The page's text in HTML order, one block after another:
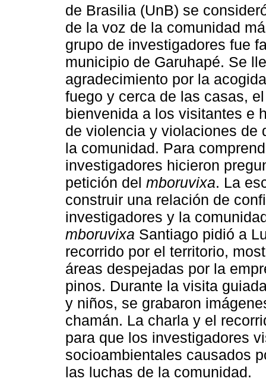
de Brasilia (UnB) se
de la voz de la comunidad
grupo de investigadores fue
municipio de Garuhapé. Se
agradecimiento por la
fuego y cerca de las casas,
bienvenida a los visitantes e
de violencia y violaciones de
la comunidad. Para
investigadores hicieron
petición del mboruvixa. La
construir una relación de
investigadores y la
mboruvixa Santiago pidió a
recorrido por el territorio,
áreas despejadas por la
pinos. Durante la visita
y niños, se grabaron
chamán. La charla y el
para que los investigadores
socioambientales causados
las luchas de la comunidad.